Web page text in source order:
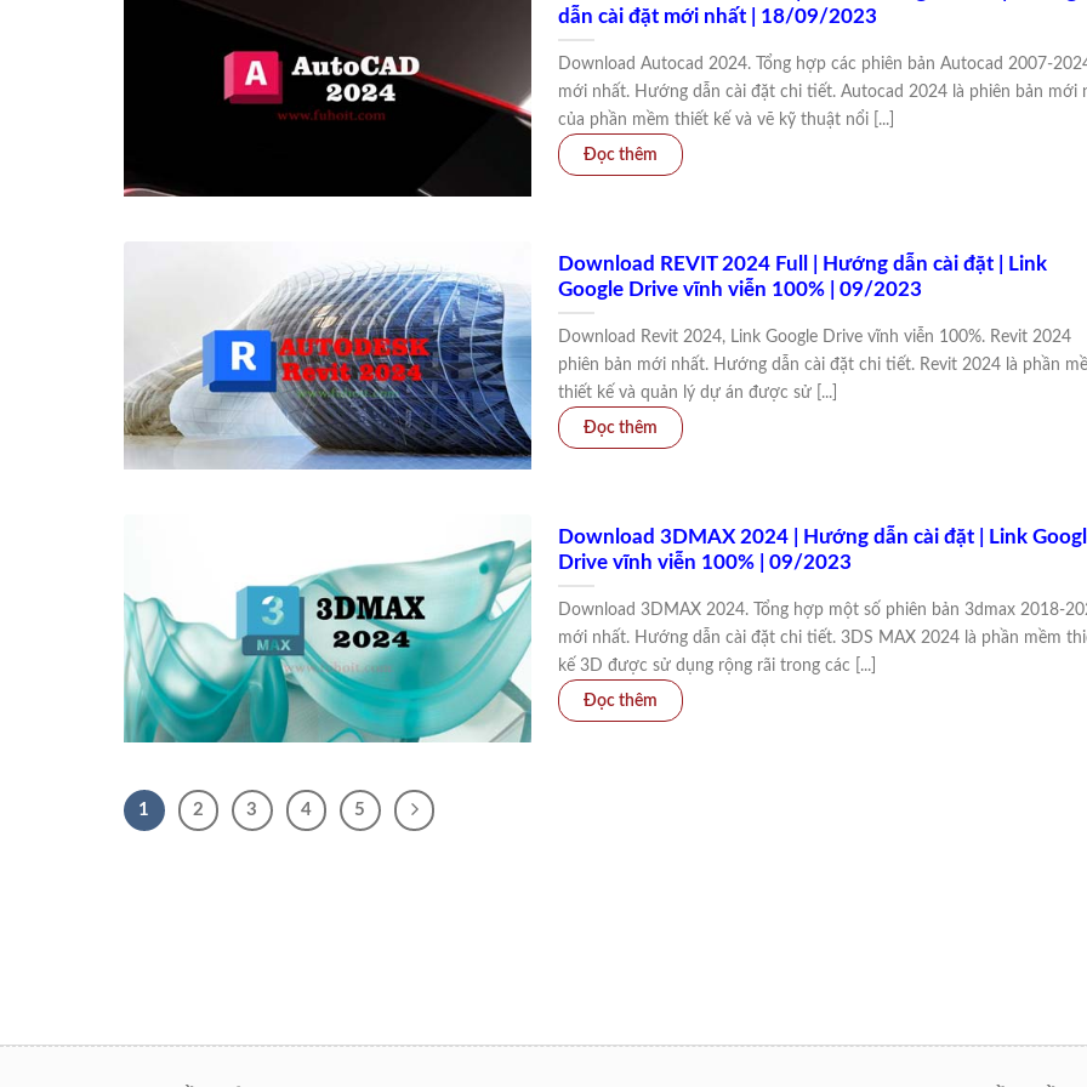
dẫn cài đặt mới nhất | 18/09/2023
Download Autocad 2024. Tổng hợp các phiên bản Autocad 2007-
mới nhất. Hướng dẫn cài đặt chi tiết. Autocad 2024 là phiên bản mới
của phần mềm thiết kế và vẽ kỹ thuật nổi [...]
Download REVIT 2024 Full | Hướng dẫn cài đặt | Link
Google Drive vĩnh viễn 100% | 09/2023
Download Revit 2024, Link Google Drive vĩnh viễn 100%. Revit 2024
phiên bản mới nhất. Hướng dẫn cài đặt chi tiết. Revit 2024 là phần
thiết kế và quản lý dự án được sử [...]
Download 3DMAX 2024 | Hướng dẫn cài đặt | Link
Drive vĩnh viễn 100% | 09/2023
Download 3DMAX 2024. Tổng hợp một số phiên bản 3dmax 2018-
mới nhất. Hướng dẫn cài đặt chi tiết. 3DS MAX 2024 là phần mềm
kế 3D được sử dụng rộng rãi trong các [...]
1 2 3 4 5